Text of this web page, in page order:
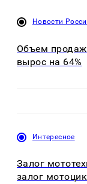
Новости
Объем
вырос на 64%
Интересное
Залог
залог